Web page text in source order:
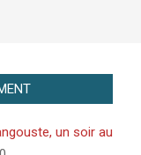
un soir au